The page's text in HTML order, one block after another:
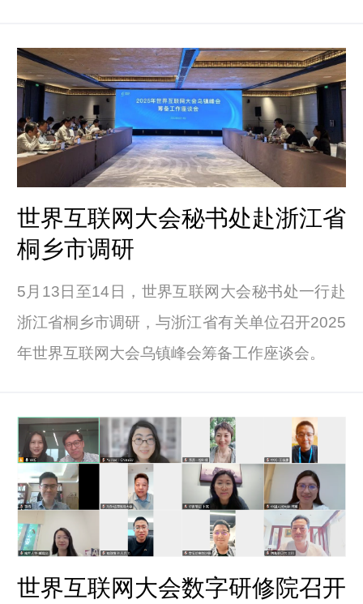
世界互联网大会秘书处赴浙江省
桐乡市调研
5月13日至14日，世界互联网大会秘书处一行赴
浙江省桐乡市调研，与浙江省有关单位召开2025
年世界互联网大会乌镇峰会筹备工作座谈会。
世界互联网大会数字研修院召开